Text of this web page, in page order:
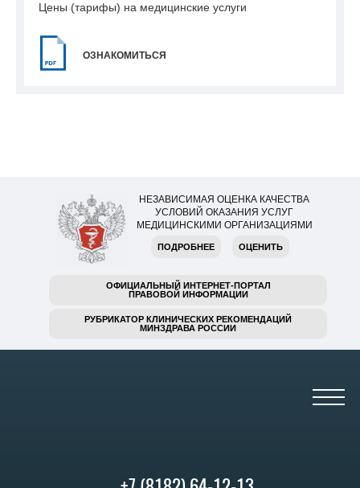
Цены (тарифы) на медицинские услуги
ОЗНАКОМИТЬСЯ
НЕЗАВИСИМАЯ ОЦЕНКА КАЧЕСТВА
УСЛОВИЙ ОКАЗАНИЯ УСЛУГ
МЕДИЦИНСКИМИ ОРГАНИЗАЦИЯМИ
ПОДРОБНЕЕ ОЦЕНИТЬ
ОФИЦИАЛЬНЫЙ ИНТЕРНЕТ-ПОРТАЛ
ПРАВОВОЙ ИНФОРМАЦИИ
РУБРИКАТОР КЛИНИЧЕСКИХ РЕКОМЕНДАЦИЙ
МИНЗДРАВА РОССИИ